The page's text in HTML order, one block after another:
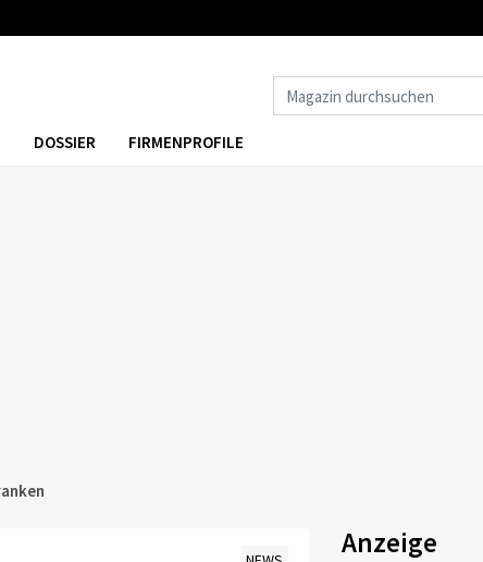
DOSSIER FIRMENPROFILE
Anzeige